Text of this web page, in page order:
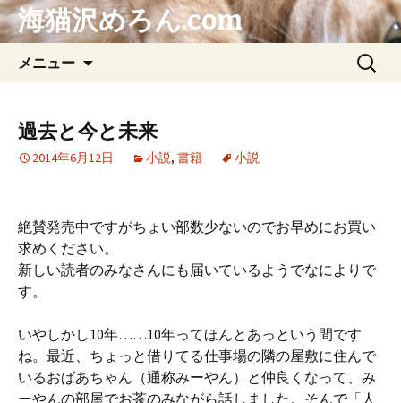
海猫沢めろん.com
メニュー
ン
ツ
へ
ッ
プ
検
過去と今と未来
2014年6月12日 小説, 書籍 小説
絶賛発売中ですがちょい部数少ないのでお早めにお買い
求めください。
新しい読者のみなさんにも届いているようでなによりで
す。
いやしかし10年……10年ってほんとあっという間です
ね。最近、ちょっと借りてる仕事場の隣の屋敷に住んで
いるおばあちゃん（通称みーやん）と仲良くなって、み
ーやんの部屋でお茶のみながら話しました。そんで「人